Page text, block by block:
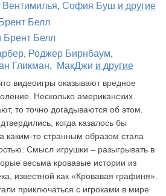
, София Буш и другие
Белл
Брент Белл
, Роджер Бирнбаум,
Гликман, МакДжи и другие
видеоигры оказывают вредное
Несколько американских
то точно догадываются об этом.
когда казалось бы
каким-то странным образом стала
Смысл игрушки – разыгрывать в
весьма кровавые истории из
известной как «Кровавая графиня».
приключаться с игроками в мире